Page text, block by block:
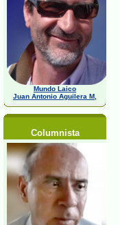
Mundo Laico
Juan Antonio Aguilera M,
Columnista